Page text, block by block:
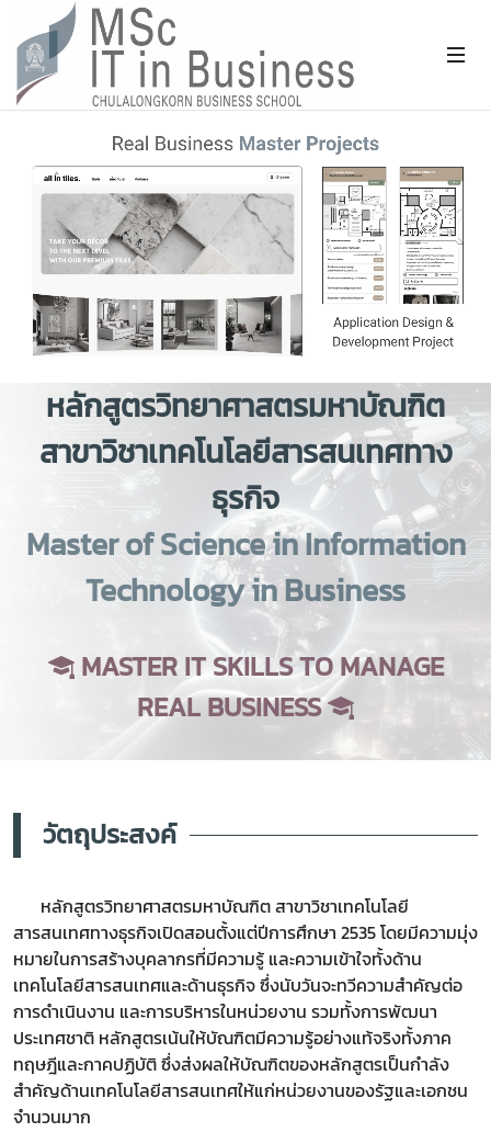
หลักสูตรวิทยาศาสตรมหาบัณฑิต
สาขาวิชาเทคโนโลยีสารสนเทศทาง
ธุรกิจ
Master of Science in Information
Technology in Business
MASTER IT SKILLS TO MANAGE
REAL BUSINESS
วัตถุประสงค์
หลักสูตรวิทยาศาสตรมหาบัณฑิต สาขาวิชาเทคโนโลยี
สารสนเทศทางธุรกิจเปิดสอนตั้งแต่ปีการศึกษา 2535 โดยมีความมุ่ง
หมายในการสร้างบุคลากรที่มีความรู้ และความเข้าใจทั้งด้าน
เทคโนโลยีสารสนเทศและด้านธุรกิจ ซึ่งนับวันจะทวีความสำคัญต่อ
การดำเนินงาน และการบริหารในหน่วยงาน รวมทั้งการพัฒนา
ประเทศชาติ หลักสูตรเน้นให้บัณฑิตมีความรู้อย่างแท้จริงทั้งภาค
ทฤษฎีและกาคปฏิบัติ ซึ่งส่งผลให้บัณฑิตของหลักสูตรเป็นกำลัง
สำคัญด้านเทคโนโลยีสารสนเทศให้แก่หน่วยงานของรัฐและเอกชน
จำนวนมาก